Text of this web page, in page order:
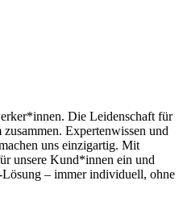
Die Leidenschaft für
Expertenwissen und
uns einzigartig. Mit
unsere Kund*innen ein und
– immer individuell, ohne